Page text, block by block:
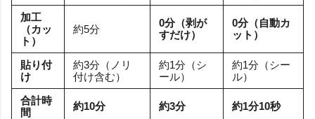
加工
（カッ
ト）
約5分
0分（剥が
すだけ）
0分（自動カ
ット）
貼り付
け
約3分（ノリ
付け含む）
約1分（シ
ール）
約1分（シー
ル）
合計時
間
約10分 約3分 約1分10秒